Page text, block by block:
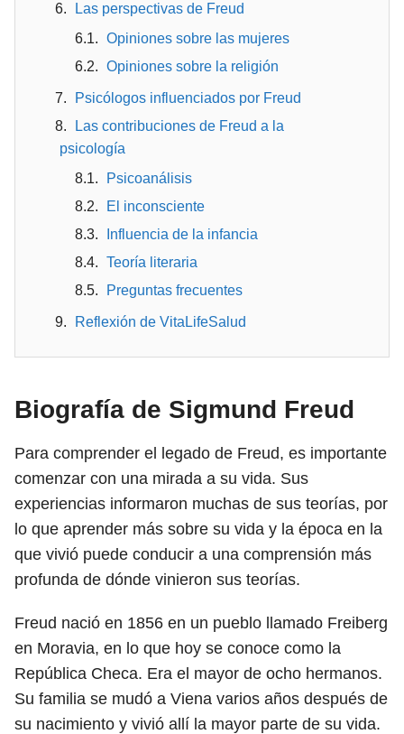
Las perspectivas de Freud
Opiniones sobre las mujeres
Opiniones sobre la religión
Psicólogos influenciados por Freud
Las contribuciones de Freud a la
psicología
Psicoanálisis
El inconsciente
Influencia de la infancia
Teoría literaria
Preguntas frecuentes
Reflexión de VitaLifeSalud
Biografía de Sigmund Freud
Para comprender el legado de Freud, es importante
comenzar con una mirada a su vida. Sus
experiencias informaron muchas de sus teorías, por
lo que aprender más sobre su vida y la época en la
que vivió puede conducir a una comprensión más
profunda de dónde vinieron sus teorías.
Freud nació en 1856 en un pueblo llamado Freiberg
en Moravia, en lo que hoy se conoce como la
República Checa. Era el mayor de ocho hermanos.
Su familia se mudó a Viena varios años después de
su nacimiento y vivió allí la mayor parte de su vida.